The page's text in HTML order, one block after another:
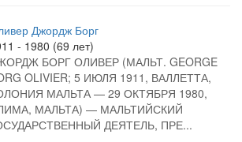
Джордж Борг
- 1980 (69 лет)
БОРГ ОЛИВЕР (МАЛЬТ. GEORGE
OLIVIER; 5 ИЮЛЯ 1911, ВАЛЛЕТТА,
МАЛЬТА — 29 ОКТЯБРЯ 1980,
МАЛЬТА) — МАЛЬТИЙСКИЙ
ДЕЯТЕЛЬ, ПРЕ...